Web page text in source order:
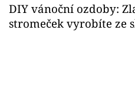
DIY vánoční ozdoby:
stromeček vyrobíte ze